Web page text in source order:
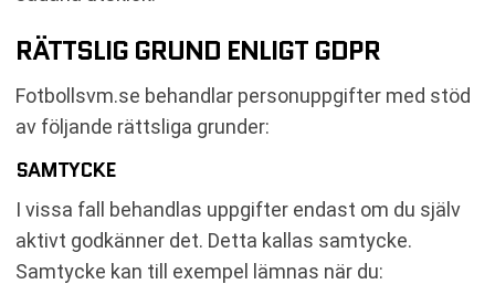
RÄTTSLIG GRUND ENLIGT GDPR
Fotbollsvm.se behandlar personuppgifter med stöd
av följande rättsliga grunder:
SAMTYCKE
I vissa fall behandlas uppgifter endast om du själv
aktivt godkänner det. Detta kallas samtycke.
Samtycke kan till exempel lämnas när du: